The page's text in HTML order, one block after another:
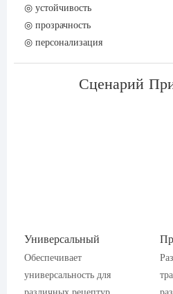
◎ устойчивость
◎ прозрачность
◎ персонализация
Сценарий
Универсальный
Обеспечивает
универсальность для